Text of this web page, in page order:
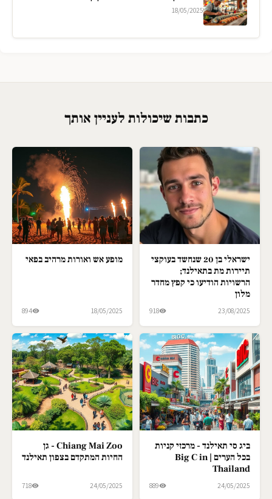
18/05/2025
כתבות שיכולות לעניין אותך
ישראלי בן 20 שנחשד בעוקצי
תיירות מת בתאילנד;
הרשויות הודיעו כי קפץ מחדר
מלון
23/08/2025
918
מופע אש ואורות מרהיב בפאי
18/05/2025
894
ביג סי תאילנד - מרכזי קניות
בכל הערים | Big C in
Thailand
24/05/2025
889
Chiang Mai Zoo - גן
החיות המתקדם בצפון תאילנד
24/05/2025
718